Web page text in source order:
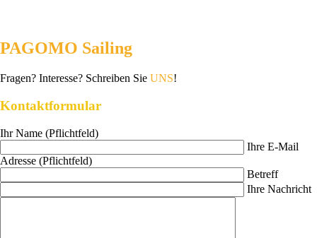
PAGOMO Sailing
Fragen? Interesse? Schreiben Sie UNS!
Kontaktformular
Ihr Name (Pflichtfeld)
Ihre E-Mail
Adresse (Pflichtfeld)
Betreff
Ihre Nachricht